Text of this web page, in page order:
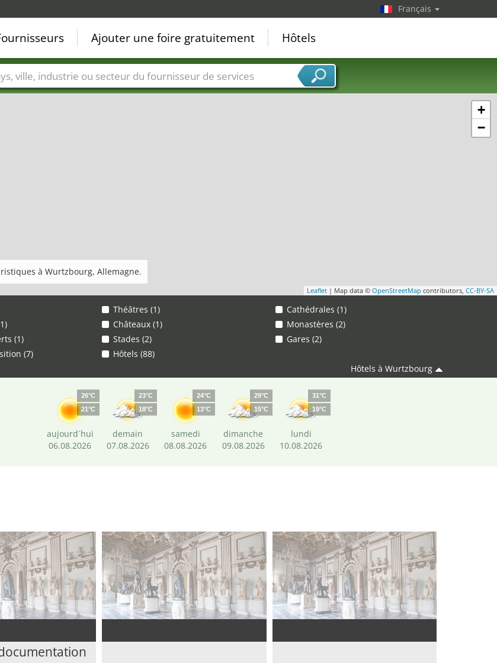
+
−
Leaflet | Map data © OpenStreetMap contributors, CC-BY-SA
à Wurtzbourg, Allemagne.
Théâtres (1)
Cathédrales (1)
Châteaux (1)
Monastères (2)
(1) Stades (2)
Gares (2)
(7)
Hôtels (88)
Hôtels à Wurtzbourg
26°C
21°C
aujourd´hui
06.08.2026
23°C
18°C
demain
07.08.2026
24°C
13°C
samedi
08.08.2026
29°C
15°C
dimanche
09.08.2026
31°C
19°C
lundi
10.08.2026
Français
Ajouter une foire gratuitement Hôtels
Secteurs de foire Secteurs du fournisseur de services